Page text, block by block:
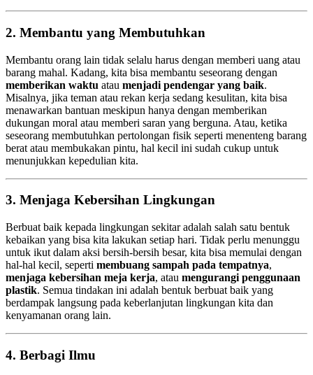
2. Membantu yang Membutuhkan
Membantu orang lain tidak selalu harus dengan memberi uang atau
barang mahal. Kadang, kita bisa membantu seseorang dengan
memberikan waktu atau menjadi pendengar yang baik.
Misalnya, jika teman atau rekan kerja sedang kesulitan, kita bisa
menawarkan bantuan meskipun hanya dengan memberikan
dukungan moral atau memberi saran yang berguna. Atau, ketika
seseorang membutuhkan pertolongan fisik seperti menenteng barang
berat atau membukakan pintu, hal kecil ini sudah cukup untuk
menunjukkan kepedulian kita.
3. Menjaga Kebersihan Lingkungan
Berbuat baik kepada lingkungan sekitar adalah salah satu bentuk
kebaikan yang bisa kita lakukan setiap hari. Tidak perlu menunggu
untuk ikut dalam aksi bersih-bersih besar, kita bisa memulai dengan
hal-hal kecil, seperti membuang sampah pada tempatnya,
menjaga kebersihan meja kerja, atau mengurangi penggunaan
plastik. Semua tindakan ini adalah bentuk berbuat baik yang
berdampak langsung pada keberlanjutan lingkungan kita dan
kenyamanan orang lain.
4. Berbagi Ilmu